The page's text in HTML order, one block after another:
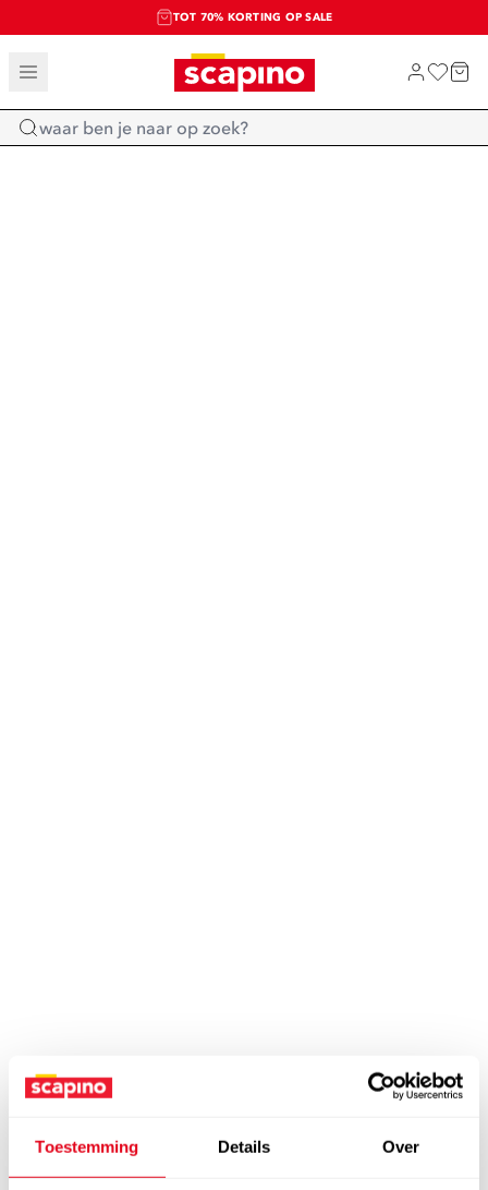
Toestemming Details Over
TOT 70% KORTING OP SALE
SALE: LAATSTE KANS!
SHOP NIEUW
Home